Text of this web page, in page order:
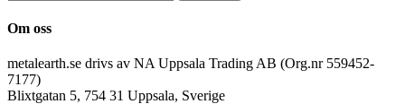
Om oss
metalearth.se drivs av NA Uppsala Trading AB (Org.nr 559452-
7177)
Blixtgatan 5, 754 31 Uppsala, Sverige